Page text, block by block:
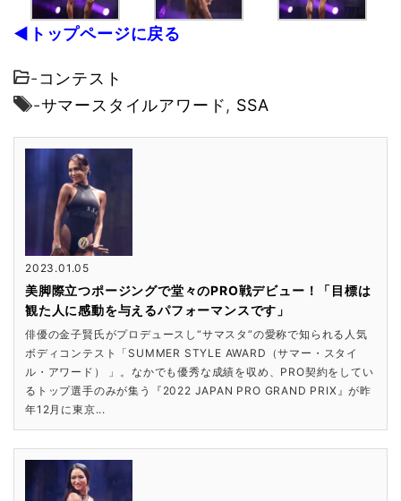
◀トップページに戻る
-コンテスト
-サマースタイルアワード, SSA
2023.01.05
美脚際立つポージングで堂々のPRO戦デビュー！「目標は
観た人に感動を与えるパフォーマンスです」
俳優の金子賢氏がプロデュースし“サマスタ”の愛称で知られる人気
ボディコンテスト「SUMMER STYLE AWARD（サマー・スタイ
ル・アワード） 」。なかでも優秀な成績を収め、PRO契約をしてい
るトップ選手のみが集う『2022 JAPAN PRO GRAND PRIX』が昨
年12月に東京...